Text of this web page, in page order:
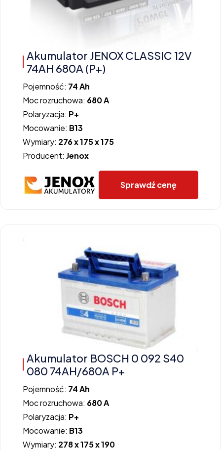
Akumulator JENOX CLASSIC 12V
74AH 680A (P+)
Pojemność: 74 Ah
Moc rozruchowa: 680 A
Polaryzacja: P+
Mocowanie: B13
Wymiary: 276 x 175 x 175
Producent: Jenox
Sprawdź cenę
Akumulator BOSCH 0 092 S40
080 74AH/680A P+
Pojemność: 74 Ah
Moc rozruchowa: 680 A
Polaryzacja: P+
Mocowanie: B13
Wymiary: 278 x 175 x 190